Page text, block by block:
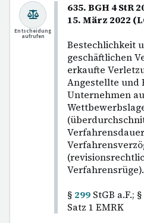
635. BGH 4 StR
15. März 2022
Bestechlichkeit
geschäftlichen
erkaufte
Angestellte und
Unternehmen
Verfahrensrüge).
§ 299 StGB a.F.; §
Satz 1 EMRK
Entscheidung
aufrufen